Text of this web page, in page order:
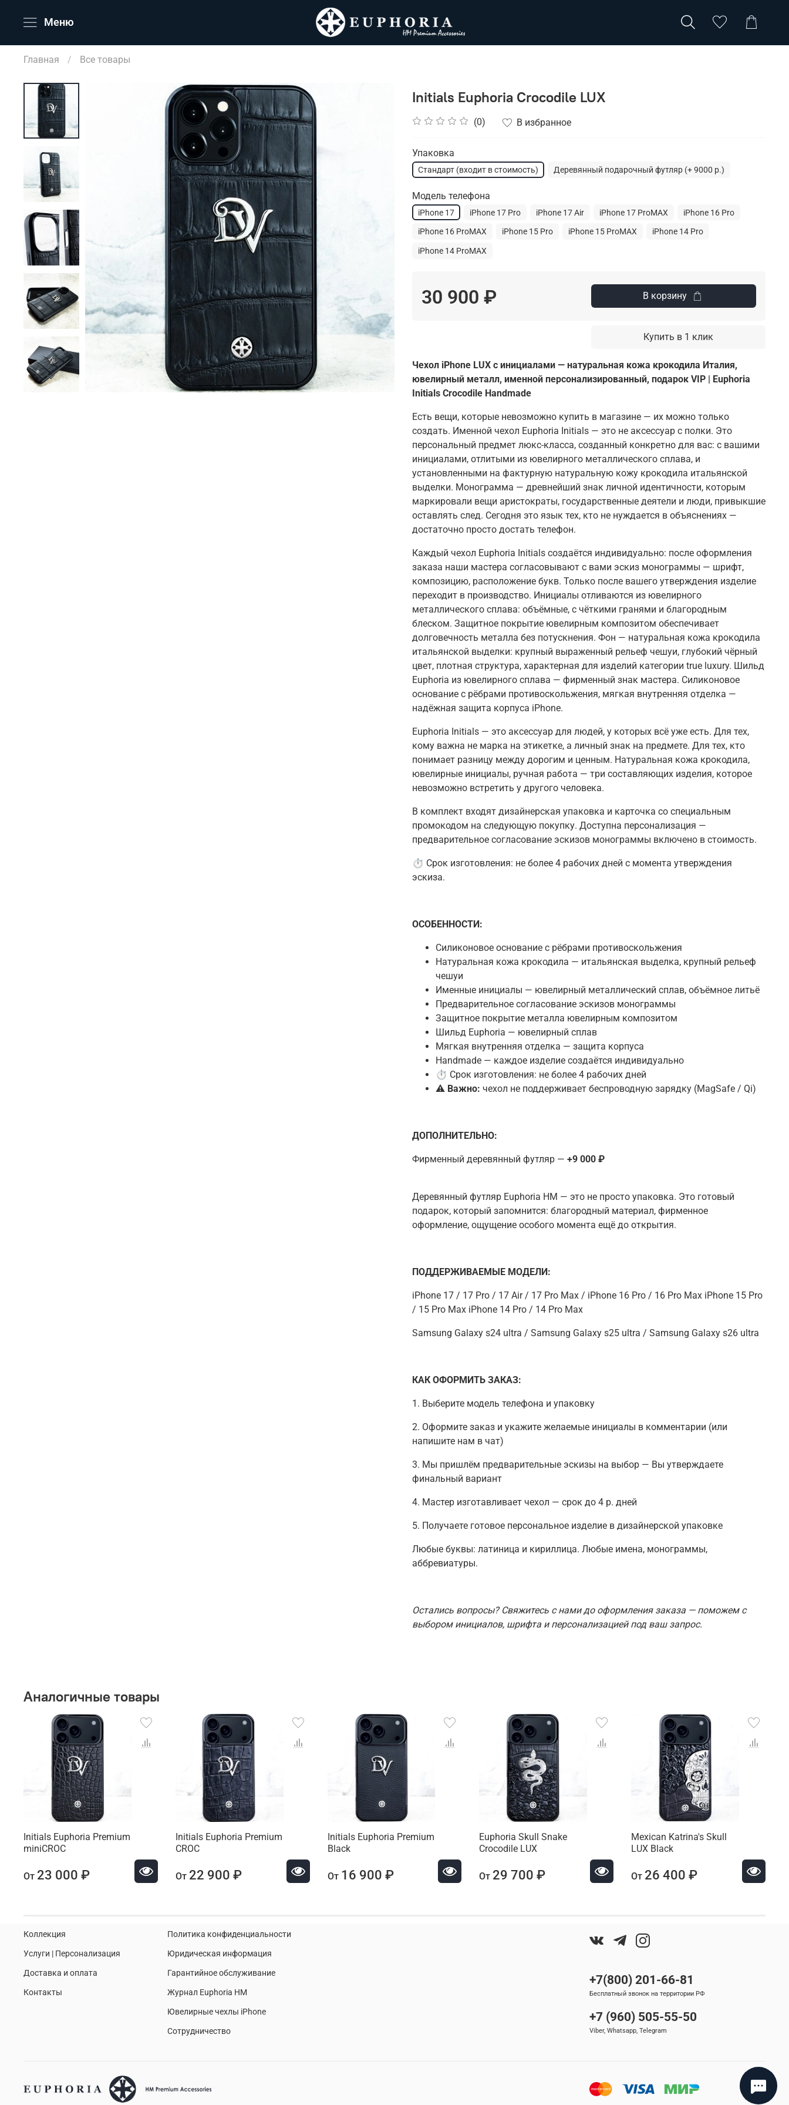
Меню
Главная Все товары
Initials Euphoria Crocodile LUX
(0) В избранное
Упаковка
Стандарт (входит в стоимость) Деревянный подарочный футляр (+ 9000 р.)
Модель телефона
iPhone 17 iPhone 17 Pro iPhone 17 Air iPhone 17 ProMAX iPhone 16 Pro
iPhone 16 ProMAX iPhone 15 Pro iPhone 15 ProMAX iPhone 14 Pro
iPhone 14 ProMAX
30 900 ₽ В корзину
Купить в 1 клик
Чехол iPhone LUX с инициалами — натуральная кожа крокодила Италия,
ювелирный металл, именной персонализированный, подарок VIP | Euphoria
Initials Crocodile Handmade
Есть вещи, которые невозможно купить в магазине — их можно только
создать. Именной чехол Euphoria Initials — это не аксессуар с полки. Это
персональный предмет люкс-класса, созданный конкретно для вас: с вашими
инициалами, отлитыми из ювелирного металлического сплава, и
установленными на фактурную натуральную кожу крокодила итальянской
выделки. Монограмма — древнейший знак личной идентичности, которым
маркировали вещи аристократы, государственные деятели и люди, привыкшие
оставлять след. Сегодня это язык тех, кто не нуждается в объяснениях —
достаточно просто достать телефон.
Каждый чехол Euphoria Initials создаётся индивидуально: после оформления
заказа наши мастера согласовывают с вами эскиз монограммы — шрифт,
композицию, расположение букв. Только после вашего утверждения изделие
переходит в производство. Инициалы отливаются из ювелирного
металлического сплава: объёмные, с чёткими гранями и благородным
блеском. Защитное покрытие ювелирным композитом обеспечивает
долговечность металла без потускнения. Фон — натуральная кожа крокодила
итальянской выделки: крупный выраженный рельеф чешуи, глубокий чёрный
цвет, плотная структура, характерная для изделий категории true luxury. Шильд
Euphoria из ювелирного сплава — фирменный знак мастера. Силиконовое
основание с рёбрами противоскольжения, мягкая внутренняя отделка —
надёжная защита корпуса iPhone.
Euphoria Initials — это аксессуар для людей, у которых всё уже есть. Для тех,
кому важна не марка на этикетке, а личный знак на предмете. Для тех, кто
понимает разницу между дорогим и ценным. Натуральная кожа крокодила,
ювелирные инициалы, ручная работа — три составляющих изделия, которое
невозможно встретить у другого человека.
В комплект входят дизайнерская упаковка и карточка со специальным
промокодом на следующую покупку. Доступна персонализация —
предварительное согласование эскизов монограммы включено в стоимость.
⏱ Срок изготовления: не более 4 рабочих дней с момента утверждения
эскиза.
ОСОБЕННОСТИ:
Силиконовое основание с рёбрами противоскольжения
Натуральная кожа крокодила — итальянская выделка, крупный рельеф
чешуи
Именные инициалы — ювелирный металлический сплав, объёмное литьё
Предварительное согласование эскизов монограммы
Защитное покрытие металла ювелирным композитом
Шильд Euphoria — ювелирный сплав
Мягкая внутренняя отделка — защита корпуса
Handmade — каждое изделие создаётся индивидуально
⏱ Срок изготовления: не более 4 рабочих дней
⚠️ Важно: чехол не поддерживает беспроводную зарядку (MagSafe / Qi)
ДОПОЛНИТЕЛЬНО:
Фирменный деревянный футляр — +9 000 ₽
Деревянный футляр Euphoria HM — это не просто упаковка. Это готовый
подарок, который запомнится: благородный материал, фирменное
оформление, ощущение особого момента ещё до открытия.
ПОДДЕРЖИВАЕМЫЕ МОДЕЛИ:
iPhone 17 / 17 Pro / 17 Air / 17 Pro Max / iPhone 16 Pro / 16 Pro Max iPhone 15 Pro
/ 15 Pro Max iPhone 14 Pro / 14 Pro Max
Samsung Galaxy s24 ultra / Samsung Galaxy s25 ultra / Samsung Galaxy s26 ultra
КАК ОФОРМИТЬ ЗАКАЗ:
1. Выберите модель телефона и упаковку
2. Оформите заказ и укажите желаемые инициалы в комментарии (или
напишите нам в чат)
3. Мы пришлём предварительные эскизы на выбор — Вы утверждаете
финальный вариант
4. Мастер изготавливает чехол — срок до 4 р. дней
5. Получаете готовое персональное изделие в дизайнерской упаковке
Любые буквы: латиница и кириллица. Любые имена, монограммы,
аббревиатуры.
Остались вопросы? Свяжитесь с нами до оформления заказа — поможем с
выбором инициалов, шрифта и персонализацией под ваш запрос.
Аналогичные товары
Initials Euphoria Premium
miniCROC
От 23 000 ₽
Initials Euphoria Premium
CROC
От 22 900 ₽
Initials Euphoria Premium
Black
От 16 900 ₽
Euphoria Skull Snake
Crocodile LUX
От 29 700 ₽
Mexican Katrina's Skull
LUX Black
От 26 400 ₽
Коллекция
Услуги | Персонализация
Доставка и оплата
Контакты
Политика конфиденциальности
Юридическая информация
Гарантийное обслуживание
Журнал Euphoria HM
Ювелирные чехлы iPhone
Сотрудничество
+7(800) 201-66-81
Бесплатный звонок на территории РФ
+7 (960) 505-55-50
Viber, Whatsapp, Telegram